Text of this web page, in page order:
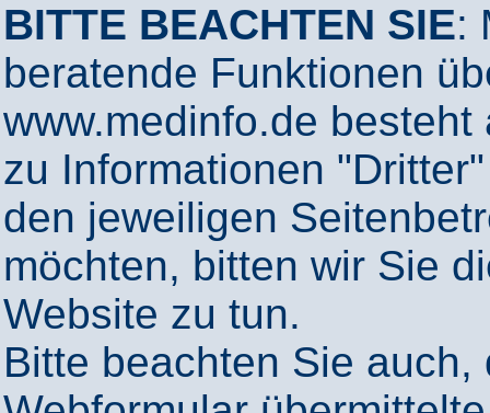
BITTE BEACHTEN SIE:
beratende Funktionen
www.medinfo.de
zu Informationen
den jeweiligen
möchten, bitten wir Sie
Website zu tun.
Bitte beachten Sie